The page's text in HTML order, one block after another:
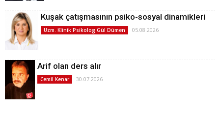
Kuşak çatışmasının psiko-sosyal dinamikleri
Uzm. Klinik Psikolog Gül Dümen 05.08.2026
Arif olan ders alır
Cemil Kenar 30.07.2026